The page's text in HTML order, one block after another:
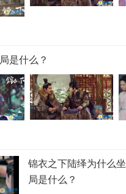
任嘉伦霸总坐”、“任嘉伦眼
突破500万；1月5日，“一
《锦衣之下》在尊重原著
原著里毫无关联的案件，
录自己印象深刻的片段。
是什么？
锦衣之下陆绎为什么
局是什么？